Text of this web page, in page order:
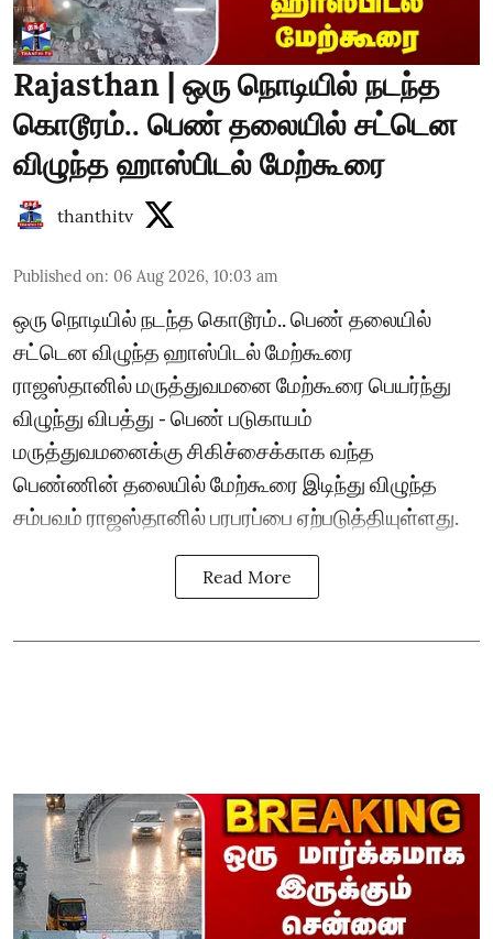
Rajasthan | ஒரு நொடியில் நடந்த
கொடூரம்.. பெண் தலையில் சட்டென
விழுந்த ஹாஸ்பிடல் மேற்கூரை
thanthitv
Published on: 06 Aug 2026, 10:03 am
ஒரு நொடியில் நடந்த கொடூரம்.. பெண் தலையில்
சட்டென விழுந்த ஹாஸ்பிடல் மேற்கூரை
ராஜஸ்தானில் மருத்துவமனை மேற்கூரை பெயர்ந்து
விழுந்து விபத்து - பெண் படுகாயம்
மருத்துவமனைக்கு சிகிச்சைக்காக வந்த
பெண்ணின் தலையில் மேற்கூரை இடிந்து விழுந்த
சம்பவம் ராஜஸ்தானில் பரபரப்பை ஏற்படுத்தியுள்ளது.
Read More